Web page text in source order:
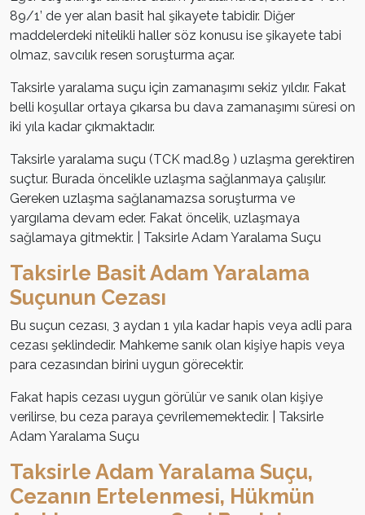
89/1’ de yer alan basit hal şikayete tabidir. Diğer
maddelerdeki nitelikli haller söz konusu ise şikayete tabi
olmaz, savcılık resen soruşturma açar.
Taksirle yaralama suçu için zamanaşımı sekiz yıldır. Fakat
belli koşullar ortaya çıkarsa bu dava zamanaşımı süresi on
iki yıla kadar çıkmaktadır.
Taksirle yaralama suçu (TCK mad.89 ) uzlaşma gerektiren
suçtur. Burada öncelikle uzlaşma sağlanmaya çalışılır.
Gereken uzlaşma sağlanamazsa soruşturma ve
yargılama devam eder. Fakat öncelik, uzlaşmaya
sağlamaya gitmektir. | Taksirle Adam Yaralama Suçu
Taksirle Basit Adam Yaralama
Suçunun Cezası
Bu suçun cezası, 3 aydan 1 yıla kadar hapis veya adli para
cezası şeklindedir. Mahkeme sanık olan kişiye hapis veya
para cezasından birini uygun görecektir.
Fakat hapis cezası uygun görülür ve sanık olan kişiye
verilirse, bu ceza paraya çevrilememektedir. | Taksirle
Adam Yaralama Suçu
Taksirle Adam Yaralama Suçu,
Cezanın Ertelenmesi, Hükmün